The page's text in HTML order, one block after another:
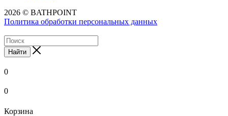
2026 © BATHPOINT
Политика обработки персональных данных
Найти
0
0
Корзина